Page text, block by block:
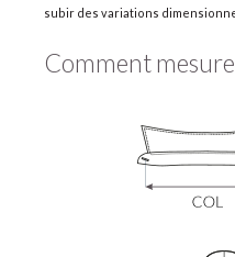
subir des variations
Comment